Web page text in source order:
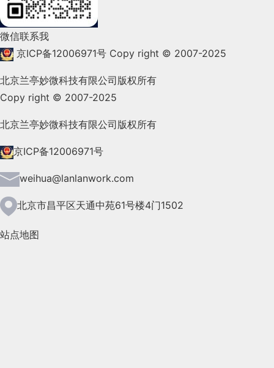
2021年12月(105)
2021年9月(153)
2021年8月(147)
2021年7月(149)
2021年6月(157)
2021年5月(124)
微信联系我
京ICP备12006971号 Copy right © 2007-2025
北京兰亭妙微科技有限公司版权所有
Copy right © 2007-2025
北京兰亭妙微科技有限公司版权所有
京ICP备12006971号
weihua@lanlanwork.com
北京市昌平区天通中苑61号楼4门1502
站点地图